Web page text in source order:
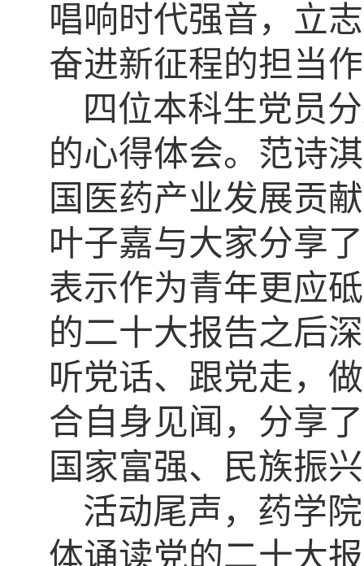
唱响时代强音，立
奋进新征程的担当
四位本科生党员
的心得体会。范诗淇
国医药产业发展贡
叶子嘉与大家分享
表示作为青年更应
的二十大报告之后
听党话、跟党走，
合自身见闻，分享
国家富强、民族振
活动尾声，药学
体诵读党的二十大